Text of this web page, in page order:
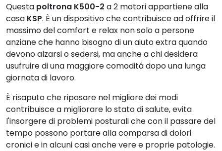
Questa poltrona K500-2 a 2 motori appartiene alla
casa KSP. È un dispositivo che contribuisce ad offrire il
massimo del comfort e relax non solo a persone
anziane che hanno bisogno di un aiuto extra quando
devono alzarsi o sedersi, ma anche a chi desidera
usufruire di una maggiore comoditá dopo una lunga
giornata di lavoro.
È risaputo che riposare nel migliore dei modi
contribuisce a migliorare lo stato di salute, evita
l'insorgere di problemi posturali che con il passare del
tempo possono portare alla comparsa di dolori
cronici e in alcuni casi anche vere e proprie patologie.